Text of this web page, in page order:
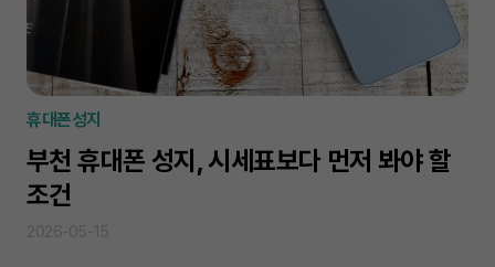
휴대폰성지
부천 휴대폰 성지, 시세표보다 먼저 봐야 할
조건